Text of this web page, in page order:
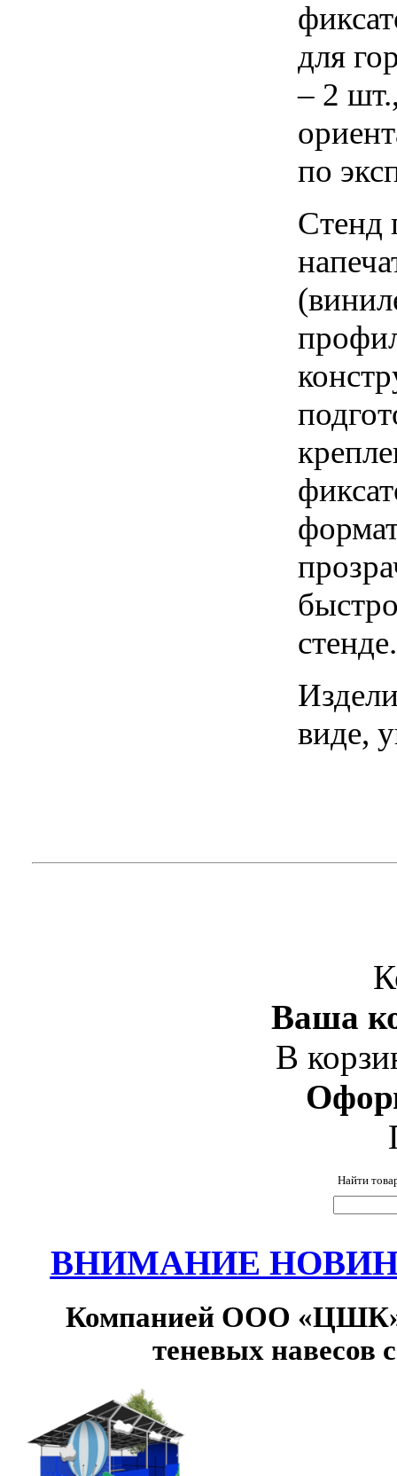
для
– 2
по
Стенд
стенде.
виде,
Ваша
В
Найти
ВНИМАНИЕ
Компанией ООО «ЦШК»
теневых навесов